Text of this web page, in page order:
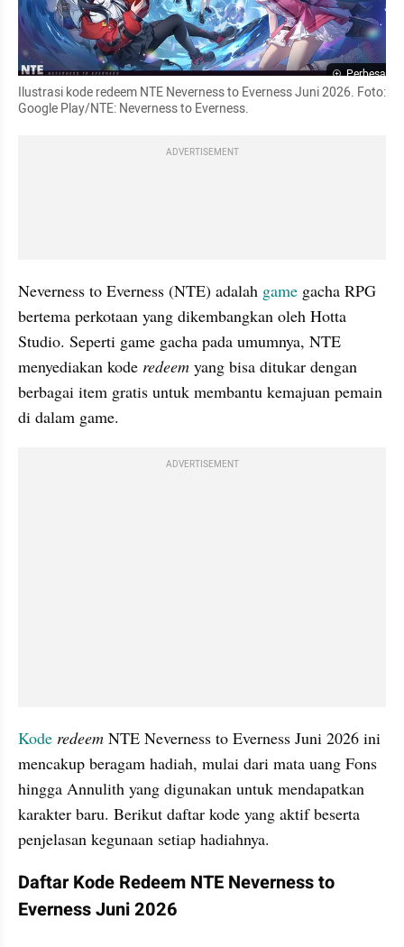
Perbesar
Ilustrasi kode redeem NTE Neverness to Everness Juni 2026. Foto:
Google Play/NTE: Neverness to Everness.
ADVERTISEMENT
Neverness to Everness (NTE) adalah game gacha RPG
bertema perkotaan yang dikembangkan oleh Hotta
Studio. Seperti game gacha pada umumnya, NTE
menyediakan kode redeem yang bisa ditukar dengan
berbagai item gratis untuk membantu kemajuan pemain
di dalam game.
ADVERTISEMENT
Kode redeem NTE Neverness to Everness Juni 2026 ini
mencakup beragam hadiah, mulai dari mata uang Fons
hingga Annulith yang digunakan untuk mendapatkan
karakter baru. Berikut daftar kode yang aktif beserta
penjelasan kegunaan setiap hadiahnya.
Daftar Kode Redeem NTE Neverness to
Everness Juni 2026